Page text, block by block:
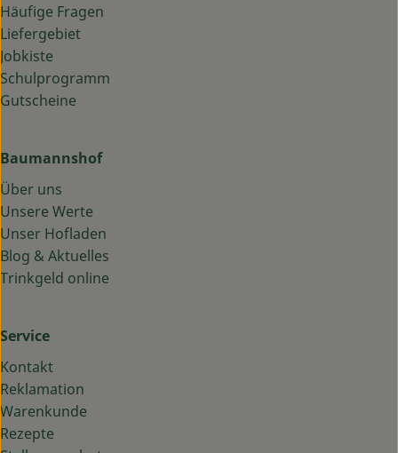
Häufige Fragen
Liefergebiet
Jobkiste
Schulprogramm
Gutscheine
Baumannshof
Über uns
Unsere Werte
Unser Hofladen
Blog & Aktuelles
Trinkgeld online
Service
Kontakt
Reklamation
Warenkunde
Rezepte